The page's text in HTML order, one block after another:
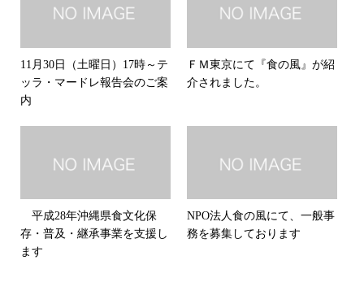
11月30日（土曜日）17時～テ
ッラ・マードレ報告会のご案
内
ＦＭ東京にて『食の風』が紹
介されました。
平成28年沖縄県食文化保
存・普及・継承事業を支援し
ます
NPO法人食の風にて、一般事
務を募集しております